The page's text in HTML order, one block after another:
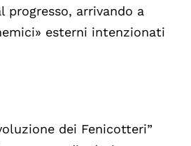
arrivando a
esterni intenzionati
dei Fenicotteri”